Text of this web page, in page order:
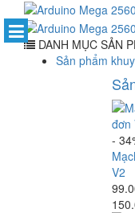
DANH MỤC SẢN
Sản phẩm
-
V2